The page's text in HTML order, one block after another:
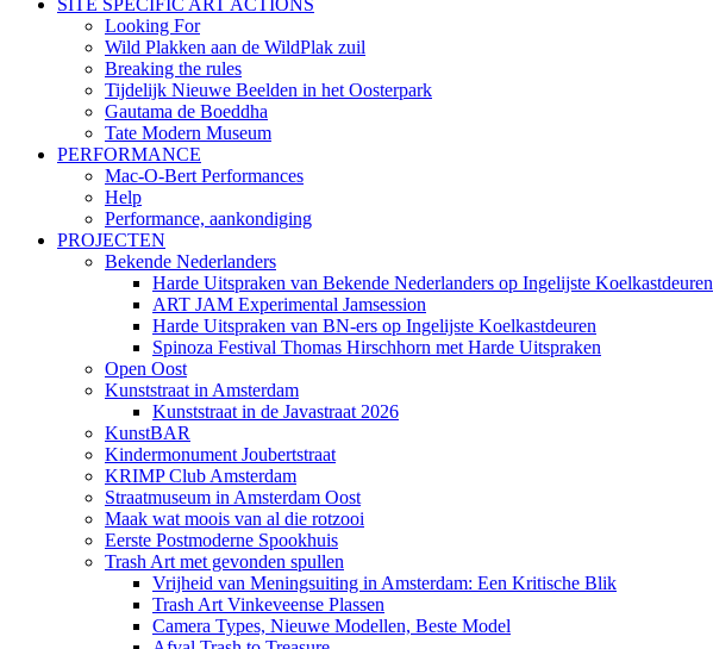
SITE SPECIFIC ART ACTIONS
Looking For
Wild Plakken aan de WildPlak zuil
Breaking the rules
Tijdelijk Nieuwe Beelden in het Oosterpark
Gautama de Boeddha
Tate Modern Museum
PERFORMANCE
Mac-O-Bert Performances
Help
Performance, aankondiging
PROJECTEN
Bekende Nederlanders
Harde Uitspraken van Bekende Nederlanders op Ingelijste Koelkastdeuren
ART JAM Experimental Jamsession
Harde Uitspraken van BN-ers op Ingelijste Koelkastdeuren
Spinoza Festival Thomas Hirschhorn met Harde Uitspraken
Open Oost
Kunststraat in Amsterdam
Kunststraat in de Javastraat 2026
KunstBAR
Kindermonument Joubertstraat
KRIMP Club Amsterdam
Straatmuseum in Amsterdam Oost
Maak wat moois van al die rotzooi
Eerste Postmoderne Spookhuis
Trash Art met gevonden spullen
Vrijheid van Meningsuiting in Amsterdam: Een Kritische Blik
Trash Art Vinkeveense Plassen
Camera Types, Nieuwe Modellen, Beste Model